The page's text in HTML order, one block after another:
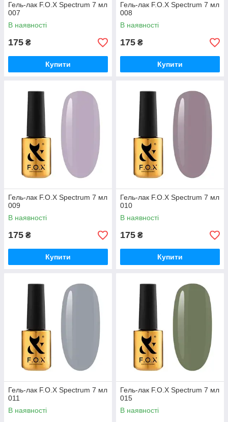
Гель-лак F.O.X Spectrum 7 мл
007
В наявності
175 ₴
Купити
Гель-лак F.O.X Spectrum 7 мл
008
В наявності
175 ₴
Купити
Гель-лак F.O.X Spectrum 7 мл
009
В наявності
175 ₴
Купити
Гель-лак F.O.X Spectrum 7 мл
010
В наявності
175 ₴
Купити
Гель-лак F.O.X Spectrum 7 мл
011
В наявності
Гель-лак F.O.X Spectrum 7 мл
015
В наявності